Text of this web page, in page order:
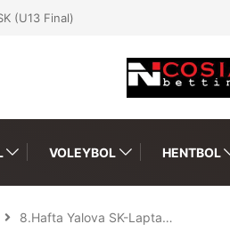
(U13 Final)
VOLEYBOL HENTBOL
8.Hafta Yalova SK-Lapta…